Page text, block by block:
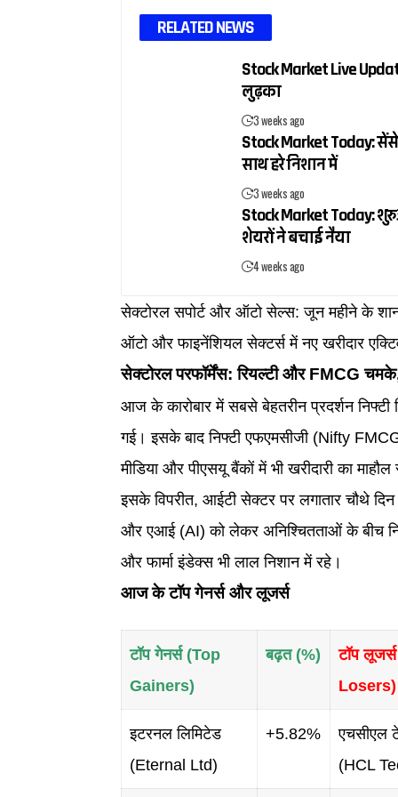
RELATED NEWS
Stock Market Live
लुढ़का
3 weeks ago
Stock Market Today:
साथ हरे निशान में
3 weeks ago
Stock Market Today:
शेयरों ने बचाई नैया
4 weeks ago
सेक्टोरल सपोर्ट और ऑटो सेल्स: जून महीने के
ऑटो और फाइनेंशियल सेक्टर्स में नए खरीदार
सेक्टोरल परफॉर्मेंस: रियल्टी और FMCG चमके,
आज के कारोबार में सबसे बेहतरीन प्रदर्शन
गई। इसके बाद निफ्टी एफएमसीजी (Nifty
मीडिया और पीएसयू बैंकों में भी खरीदारी का माहौल
इसके विपरीत, आईटी सेक्टर पर लगातार चौथे
और एआई (AI) को लेकर अनिश्चितताओं के बीच
और फार्मा इंडेक्स भी लाल निशान में रहे।
आज के टॉप गेनर्स और लूजर्स
टॉप गेनर्स (Top
Gainers)
बढ़त (%)
टॉप
Losers)
इटरनल लिमिटेड
(Eternal Ltd)
+5.82%
एचसीएल
(HCL